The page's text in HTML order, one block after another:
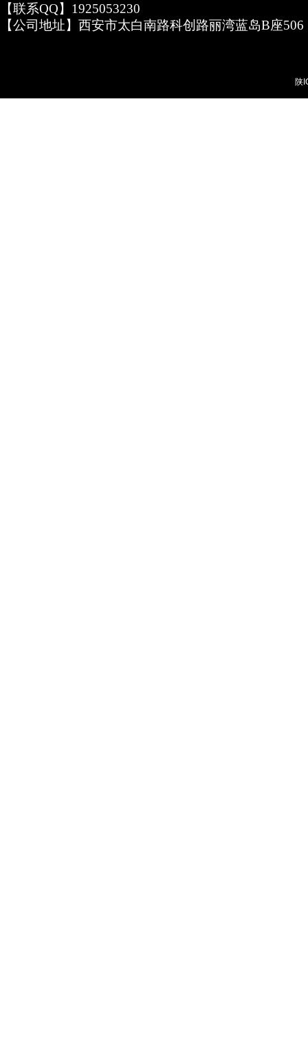
【联系QQ】1925053230
【公司地址】西安市太白南路科创路丽湾蓝岛B座506
陕